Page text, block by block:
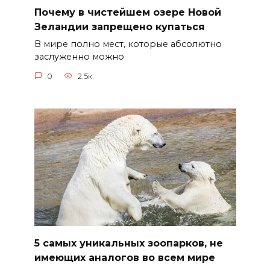
Почему в чистейшем озере Новой
Зеландии запрещено купаться
В мире полно мест, которые абсолютно
заслуженно можно
0 2.5к.
5 самых уникальных зоопарков, не
имеющих аналогов во всем мире